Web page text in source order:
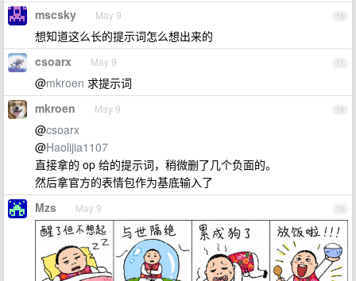
16
mscsky May 9
想知道这么长的提示词怎么想出来的
17
csoarx May 9
@mkroen 求提示词
18
mkroen May 9
@csoarx
@Haolijia1107
直接拿的 op 给的提示词，稍微删了几个负面的。
然后拿官方的表情包作为基底输入了
19
Mzs May 9